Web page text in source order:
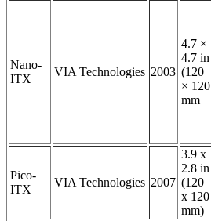
Nano-
ITX
VIA Technologies 2003
4.7 ×
4.7 in
(120
× 120
mm
Pico-
ITX
VIA Technologies 2007
3.9 x
2.8 in
(120
x 120
mm)